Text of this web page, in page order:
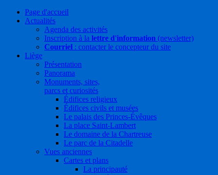
Page d'accueil
Actualités
Agenda des activités
Inscription à la lettre d'information (newsletter)
Courriel : contacter le concepteur du site
Liège
Présentation
Panorama
Monuments, sites,
parcs et curiosités
Édifices religieux
Édifices civils et musées
Le palais des Princes-Évêques
La place Saint-Lambert
Le domaine de la Chartreuse
Le parc de la Citadelle
Vues anciennes
Cartes et plans
La principauté